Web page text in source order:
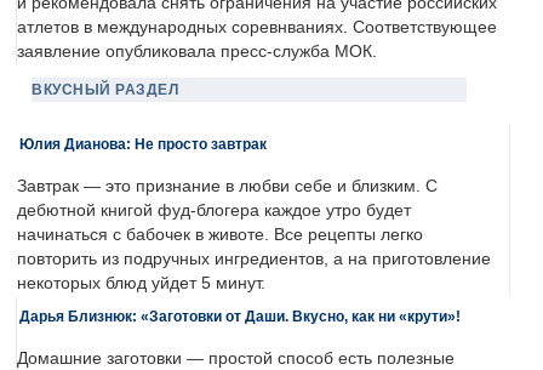
атлетов в международных соревнваниях. Соответствующее
заявление опубликовала пресс-служба МОК.
ВКУСНЫЙ РАЗДЕЛ
Юлия Дианова: Не просто завтрак
Завтрак — это признание в любви себе и близким. С
дебютной книгой фуд-блогера каждое утро будет
начинаться с бабочек в животе. Все рецепты легко
повторить из подручных ингредиентов, а на приготовление
некоторых блюд уйдет 5 минут.
Дарья Близнюк: «Заготовки от Даши. Вкусно, как ни «крути»!
Домашние заготовки — простой способ есть полезные